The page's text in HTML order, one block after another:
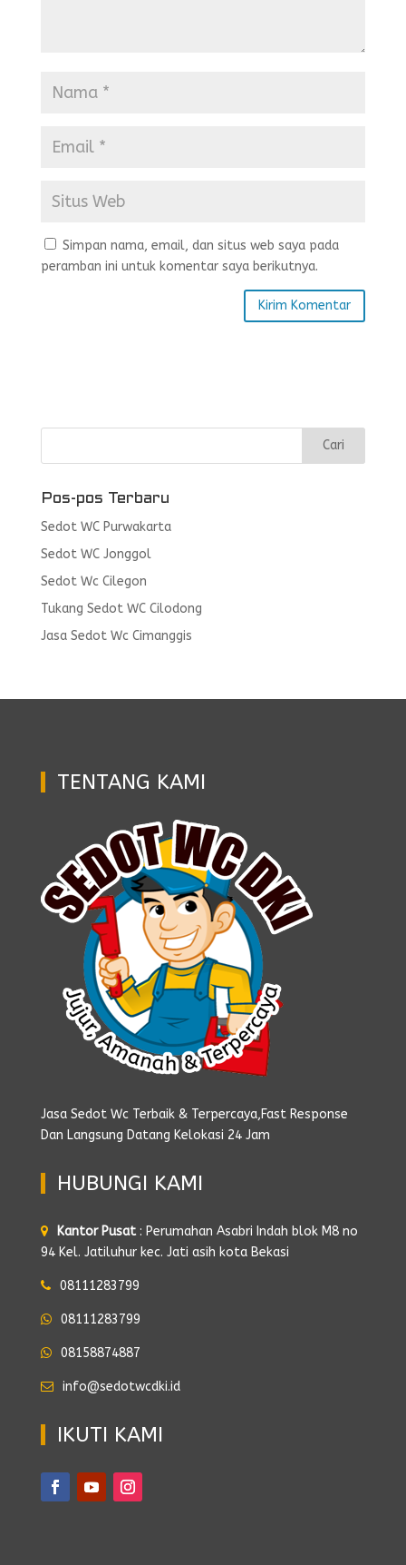
Simpan nama, email, dan situs web saya pada
peramban ini untuk komentar saya berikutnya.
Pos-pos Terbaru
Sedot WC Purwakarta
Sedot WC Jonggol
Sedot Wc Cilegon
Tukang Sedot WC Cilodong
Jasa Sedot Wc Cimanggis
TENTANG KAMI
Jasa Sedot Wc Terbaik & Terpercaya,Fast Response
Dan Langsung Datang Kelokasi 24 Jam
HUBUNGI KAMI
Kantor Pusat: Perumahan Asabri Indah blok M8 no
94 Kel. Jatiluhur kec. Jati asih kota Bekasi
08111283799
08111283799
08158874887
info@sedotwcdki.id
IKUTI KAMI